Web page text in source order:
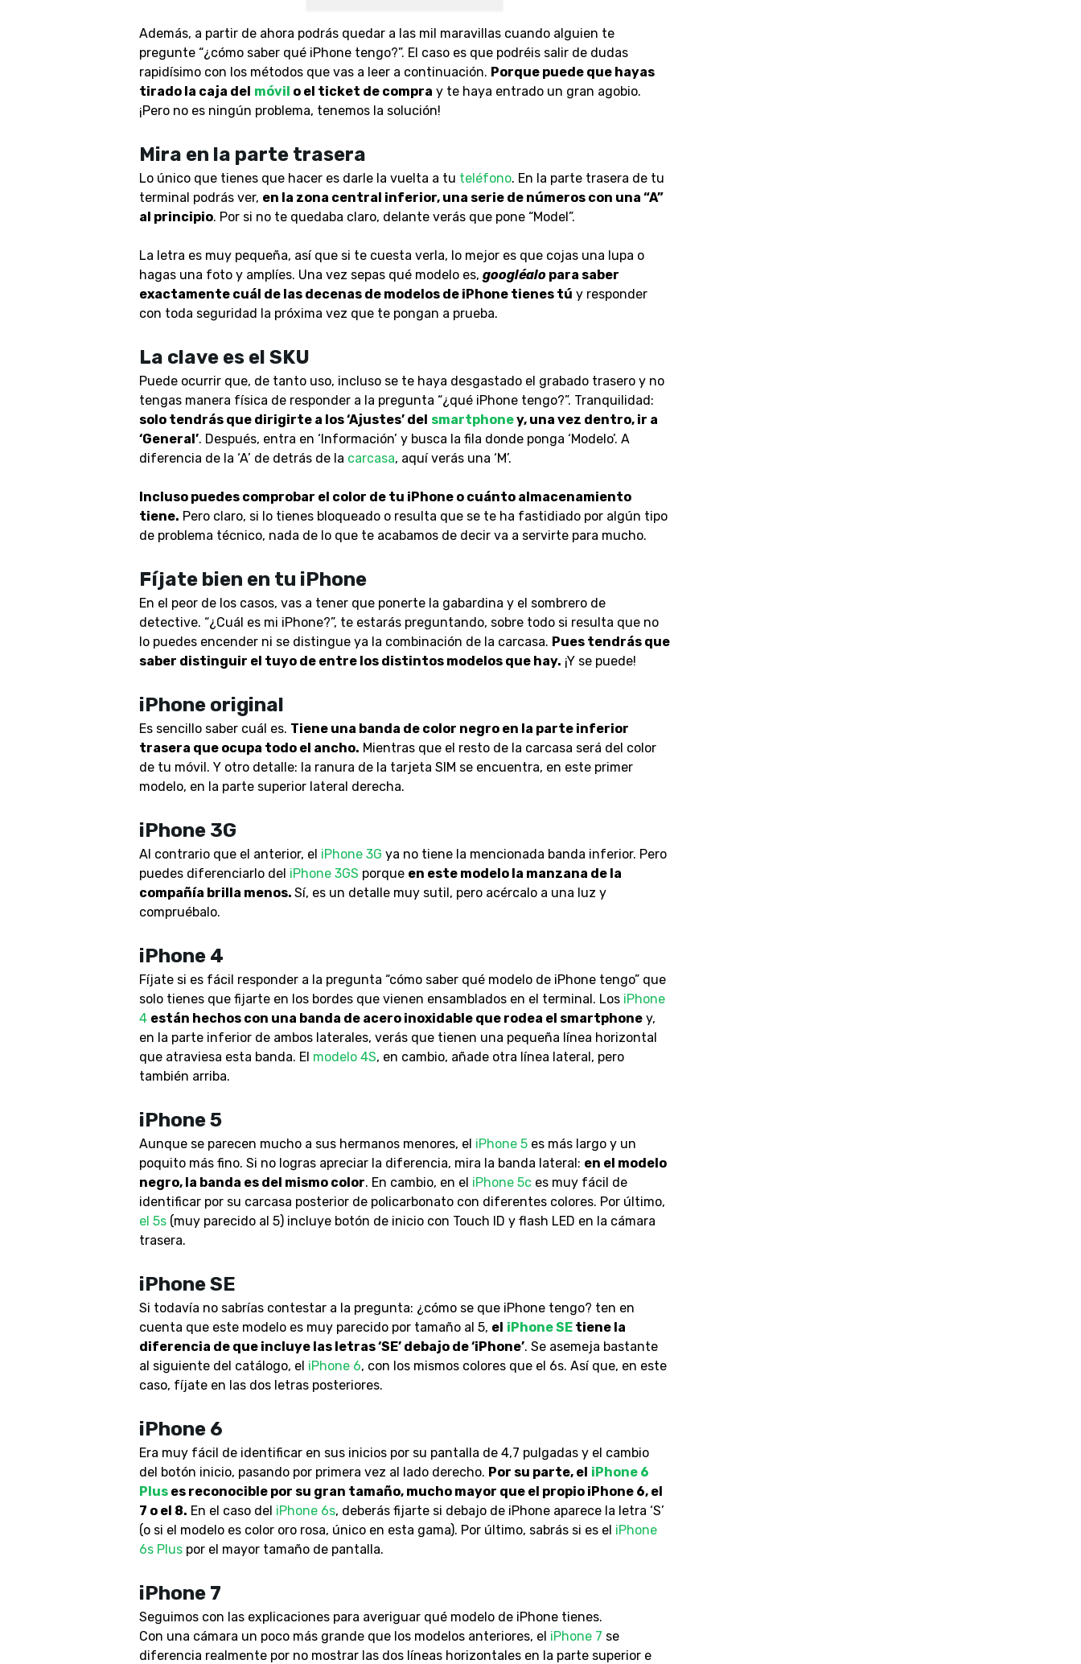
Además, a partir de ahora podrás quedar a las mil maravillas cuando alguien te
pregunte “¿cómo saber qué iPhone tengo?”. El caso es que podréis salir de dudas
rapidísimo con los métodos que vas a leer a continuación. Porque puede que hayas
tirado la caja del móvil o el ticket de compra y te haya entrado un gran agobio.
¡Pero no es ningún problema, tenemos la solución!
Mira en la parte trasera
Lo único que tienes que hacer es darle la vuelta a tu teléfono. En la parte trasera de tu
terminal podrás ver, en la zona central inferior, una serie de números con una “A”
al principio. Por si no te quedaba claro, delante verás que pone “Model”.
La letra es muy pequeña, así que si te cuesta verla, lo mejor es que cojas una lupa o
hagas una foto y amplíes. Una vez sepas qué modelo es, googléalopara saber
exactamente cuál de las decenas de modelos de iPhone tienes tú y responder
con toda seguridad la próxima vez que te pongan a prueba.
La clave es el SKU
Puede ocurrir que, de tanto uso, incluso se te haya desgastado el grabado trasero y no
tengas manera física de responder a la pregunta “¿qué iPhone tengo?”. Tranquilidad:
solo tendrás que dirigirte a los ‘Ajustes’ del smartphoney, una vez dentro, ir a
‘General’. Después, entra en ‘Información’ y busca la fila donde ponga ‘Modelo’. A
diferencia de la ‘A’ de detrás de la carcasa, aquí verás una ‘M’.
Incluso puedes comprobar el color de tu iPhone o cuánto almacenamiento
tiene. Pero claro, si lo tienes bloqueado o resulta que se te ha fastidiado por algún tipo
de problema técnico, nada de lo que te acabamos de decir va a servirte para mucho.
Fíjate bien en tu iPhone
En el peor de los casos, vas a tener que ponerte la gabardina y el sombrero de
detective. “¿Cuál es mi iPhone?”, te estarás preguntando, sobre todo si resulta que no
lo puedes encender ni se distingue ya la combinación de la carcasa. Pues tendrás que
saber distinguir el tuyo de entre los distintos modelos que hay. ¡Y se puede!
iPhone original
Es sencillo saber cuál es. Tiene una banda de color negro en la parte inferior
trasera que ocupa todo el ancho. Mientras que el resto de la carcasa será del color
de tu móvil. Y otro detalle: la ranura de la tarjeta SIM se encuentra, en este primer
modelo, en la parte superior lateral derecha.
iPhone 3G
Al contrario que el anterior, el iPhone 3G ya no tiene la mencionada banda inferior. Pero
puedes diferenciarlo del iPhone 3GS porque en este modelo la manzana de la
compañía brilla menos. Sí, es un detalle muy sutil, pero acércalo a una luz y
compruébalo.
iPhone 4
Fíjate si es fácil responder a la pregunta “cómo saber qué modelo de iPhone tengo” que
solo tienes que fijarte en los bordes que vienen ensamblados en el terminal. Los iPhone
4 están hechos con una banda de acero inoxidable que rodea el smartphoney,
en la parte inferior de ambos laterales, verás que tienen una pequeña línea horizontal
que atraviesa esta banda. El modelo 4S, en cambio, añade otra línea lateral, pero
también arriba.
iPhone 5
Aunque se parecen mucho a sus hermanos menores, el iPhone 5es más largo y un
poquito más fino. Si no logras apreciar la diferencia, mira la banda lateral: en el modelo
negro, la banda es del mismo color. En cambio, en el iPhone 5ces muy fácil de
identificar por su carcasa posterior de policarbonato con diferentes colores. Por último,
el 5s(muy parecido al 5) incluye botón de inicio con Touch ID y flash LED en la cámara
trasera.
iPhone SE
Si todavía no sabrías contestar a la pregunta: ¿cómo se que iPhone tengo? ten en
cuenta que este modelo es muy parecido por tamaño al 5, el iPhone SEtiene la
diferencia de que incluye las letras ‘SE’ debajo de ‘iPhone’. Se asemeja bastante
al siguiente del catálogo, el iPhone 6, con los mismos colores que el 6s. Así que, en este
caso, fíjate en las dos letras posteriores.
iPhone 6
Era muy fácil de identificar en sus inicios por su pantalla de 4,7 pulgadas y el cambio
del botón inicio, pasando por primera vez al lado derecho. Por su parte, el iPhone 6
Pluses reconocible por su gran tamaño, mucho mayor que el propio iPhone 6, el
7 o el 8. En el caso del iPhone 6s, deberás fijarte si debajo de iPhone aparece la letra ‘S’
(o si el modelo es color oro rosa, único en esta gama). Por último, sabrás si es el iPhone
6s Pluspor el mayor tamaño de pantalla.
iPhone 7
Seguimos con las explicaciones para averiguar qué modelo de iPhone tienes.
Con una cámara un poco más grande que los modelos anteriores, el iPhone 7 se
diferencia realmente por no mostrar las dos líneas horizontales en la parte superior e